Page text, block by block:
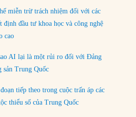
bại: Các quỹ đầu tư mạo
và khía cạnh chính trị của vốn
kết thúc Chiến tranh Iran?
LOAD MORE
miễn trừ trách nhiệm đối với các
định đầu tư khoa học và công nghệ
cao
AI lại là một rủi ro đối với Đảng
sản Trung Quốc
tiếp theo trong cuộc trấn áp các
thiểu số của Trung Quốc